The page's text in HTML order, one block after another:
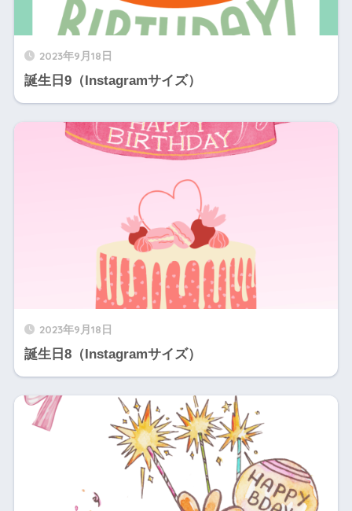
2023年9月18日
誕生日9（Instagramサイズ）
2023年9月18日
誕生日8（Instagramサイズ）